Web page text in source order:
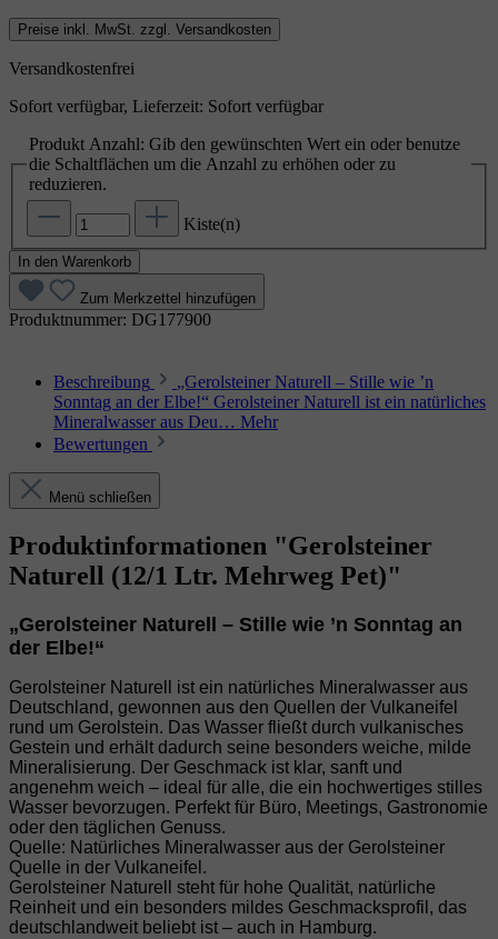
Preise inkl. MwSt. zzgl. Versandkosten
Versandkostenfrei
Sofort verfügbar, Lieferzeit: Sofort verfügbar
Produkt Anzahl: Gib den gewünschten Wert ein oder benutze
die Schaltflächen um die Anzahl zu erhöhen oder zu
reduzieren.
Kiste(n)
In den Warenkorb
Zum Merkzettel hinzufügen
Produktnummer: DG177900
Beschreibung
„Gerolsteiner Naturell – Stille wie ’n
Sonntag an der Elbe!“ Gerolsteiner Naturell ist ein natürliches
Mineralwasser aus Deu… Mehr
Bewertungen
Menü schließen
Produktinformationen "Gerolsteiner
Naturell (12/1 Ltr. Mehrweg Pet)"
„Gerolsteiner Naturell – Stille wie ’n Sonntag an
der Elbe!“
Gerolsteiner Naturell ist ein natürliches Mineralwasser aus
Deutschland, gewonnen aus den Quellen der Vulkaneifel
rund um Gerolstein. Das Wasser fließt durch vulkanisches
Gestein und erhält dadurch seine besonders weiche, milde
Mineralisierung. Der Geschmack ist klar, sanft und
angenehm weich – ideal für alle, die ein hochwertiges stilles
Wasser bevorzugen. Perfekt für Büro, Meetings, Gastronomie
oder den täglichen Genuss.
Quelle: Natürliches Mineralwasser aus der Gerolsteiner
Quelle in der Vulkaneifel.
Gerolsteiner Naturell steht für hohe Qualität, natürliche
Reinheit und ein besonders mildes Geschmacksprofil, das
deutschlandweit beliebt ist – auch in Hamburg.